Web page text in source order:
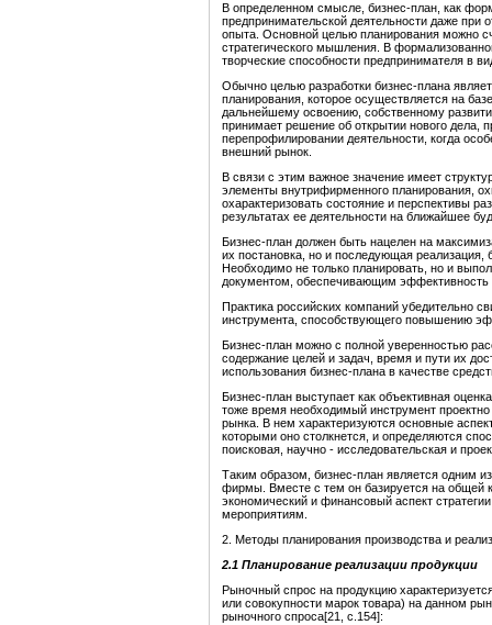
В определенном смысле, бизнес-план, как
предпринимательской деятельности даже при
опыта. Основной целью планирования можно
стратегического мышления. В
творческие способности предпринимателя в
Обычно целью разработки бизнес-плана
планирования, которое осуществляется на
дальнейшему освоению, собственному
принимает решение об открытии нового дела,
перепрофилировании деятельности, когда
внешний рынок.
В связи с этим важное значение имеет
элементы внутрифирменного планирования,
охарактеризовать состояние и перспективы
результатах ее деятельности на ближайшее
Бизнес-план должен быть нацелен на
их постановка, но и последующая реализация,
Необходимо не только планировать, но и
документом, обеспечивающим эффективность
Практика российских компаний убедительно
инструмента, способствующего повышению
Бизнес-план можно с полной уверенностью
содержание целей и задач, время и пути их
использования бизнес-плана в качестве
Бизнес-план выступает как объективная
тоже время необходимый инструмент
рынка. В нем характеризуются основные
которыми оно столкнется, и определяются
поисковая, научно - исследовательская и
Таким образом, бизнес-план является одним
фирмы. Вместе с тем он базируется на общей
экономический и финансовый аспект
мероприятиям.
2. Методы планирования производства и
2.1 Планирование реализации продукции
Рыночный спрос на продукцию
или совокупности марок товара) на данном
рыночного спроса[21, с.154]: